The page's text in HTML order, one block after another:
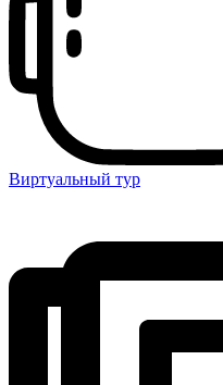
Виртуальный тур